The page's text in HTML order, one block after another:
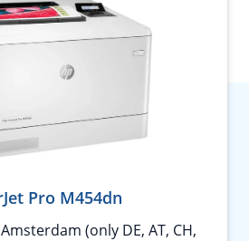
Pro M454dn
(only DE, AT, CH,